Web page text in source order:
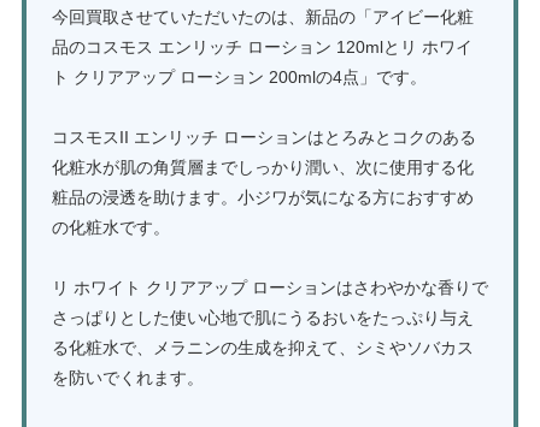
今回買取させていただいたのは、新品の「アイビー化粧
品のコスモス エンリッチ ローション 120mlとリ ホワイ
ト クリアアップ ローション 200mlの4点」です。
コスモスII エンリッチ ローションはとろみとコクのある
化粧水が肌の角質層までしっかり潤い、次に使用する化
粧品の浸透を助けます。小ジワが気になる方におすすめ
の化粧水です。
リ ホワイト クリアアップ ローションはさわやかな香りで
さっぱりとした使い心地で肌にうるおいをたっぷり与え
る化粧水で、メラニンの生成を抑えて、シミやソバカス
を防いでくれます。